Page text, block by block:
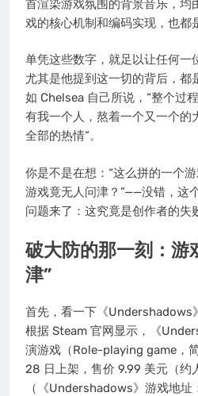
首渲染游戏氛围的背景音乐，均
戏的核心机制和编码实现，也都
单凭这些数字，就足以让任何一
尤其是他提到这一切的背后，都
如 Chelsea 自己所说，“整个过
有我一个人，熬着一个又一个的
全部的热情”。
你是不是在想：“这么拼的一个
游戏竟无人问津？”——没错，这
问题来了：这究竟是创作者的失
破大防的那一刻：游
津”
首先，看一下《Undershadows
根据 Steam 官网显示，《
演游戏（Role-playing game，
28 日上架，售价 9.99 美元（约
（《Undershadows》游戏地址